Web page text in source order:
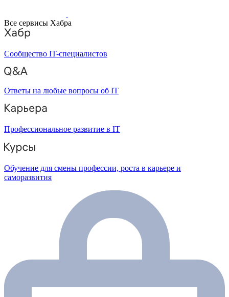
Все сервисы Хабра
Сообщество IT-специалистов
Ответы на любые вопросы об IT
Профессиональное развитие в IT
Обучение для смены профессии, роста в карьере и
саморазвития